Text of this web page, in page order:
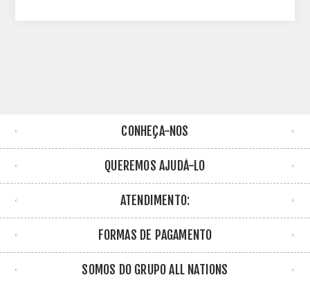
CONHEÇA-NOS
QUEREMOS AJUDÁ-LO
ATENDIMENTO:
FORMAS DE PAGAMENTO
SOMOS DO GRUPO ALL NATIONS